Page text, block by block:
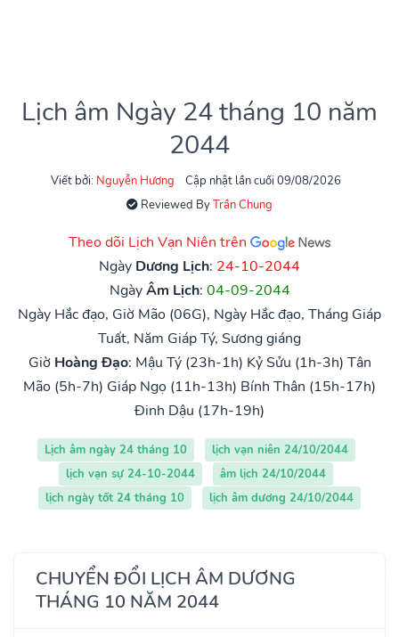
Lịch âm Ngày 24 tháng 10 năm
2044
Viết bởi: Nguyễn Hương
Cập nhật lần cuối 09/08/2026
Reviewed ByTrần Chung
Theo dõi Lịch Vạn Niên trên
Ngày Dương Lịch: 24-10-2044
NgàyÂm Lịch: 04-09-2044
Ngày Hắc đạo, Giờ Mão (06G), Ngày Hắc đạo, Tháng Giáp
Tuất, Năm Giáp Tý, Sương giáng
Giờ Hoàng Đạo: Mậu Tý (23h-1h) Kỷ Sửu (1h-3h) Tân
Mão (5h-7h) Giáp Ngọ (11h-13h) Bính Thân (15h-17h)
Đinh Dậu (17h-19h)
Lịch âm ngày 24 tháng 10
lịch vạn niên 24/10/2044
lịch vạn sự 24-10-2044
âm lịch 24/10/2044
lịch ngày tốt 24 tháng 10
lịch âm dương 24/10/2044
CHUYỂN ĐỔI LỊCH ÂM DƯƠNG
THÁNG 10 NĂM 2044